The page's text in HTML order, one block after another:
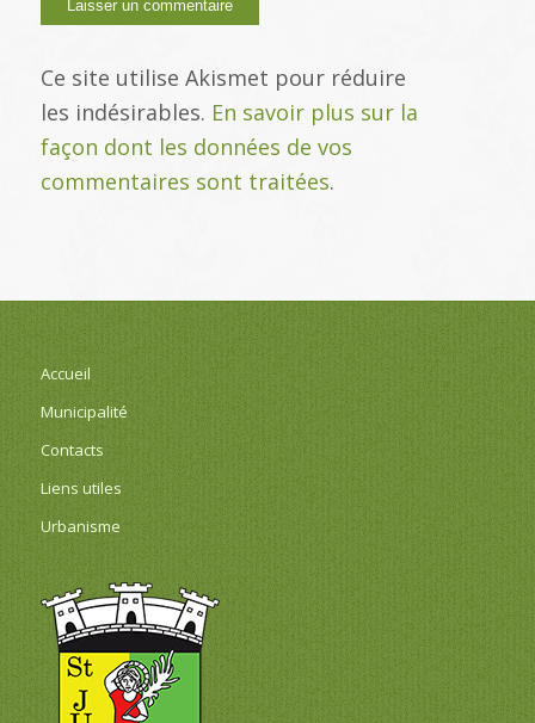
Ce site utilise Akismet pour réduire
les indésirables. En savoir plus sur la
façon dont les données de vos
commentaires sont traitées.
Accueil
Municipalité
Contacts
Liens utiles
Urbanisme